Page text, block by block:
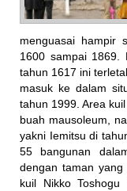
menguasai hampir
1600 sampai 1869.
tahun 1617 ini
masuk ke dalam
tahun 1999. Area
buah mausoleum,
yakni Iemitsu di
55 bangunan
dengan taman
kuil Nikko